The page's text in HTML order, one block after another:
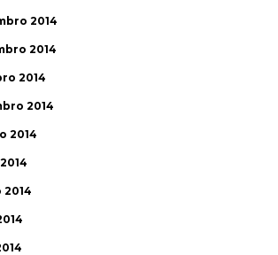
2014
2014
2014
2014
2014